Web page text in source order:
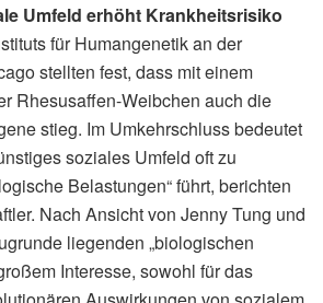
Umfeld erhöht Krankheitsrisiko
für Humangenetik an der
stellten fest, dass mit einem
Rhesusaffen-Weibchen auch die
stieg. Im Umkehrschluss bedeutet
soziales Umfeld oft zu
Belastungen“ führt, berichten
Nach Ansicht von Jenny Tung und
liegenden „biologischen
Interesse, sowohl für das